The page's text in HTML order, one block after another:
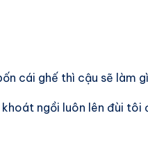
cái ghế thì cậu sẽ làm
ngồi luôn lên đùi tôi